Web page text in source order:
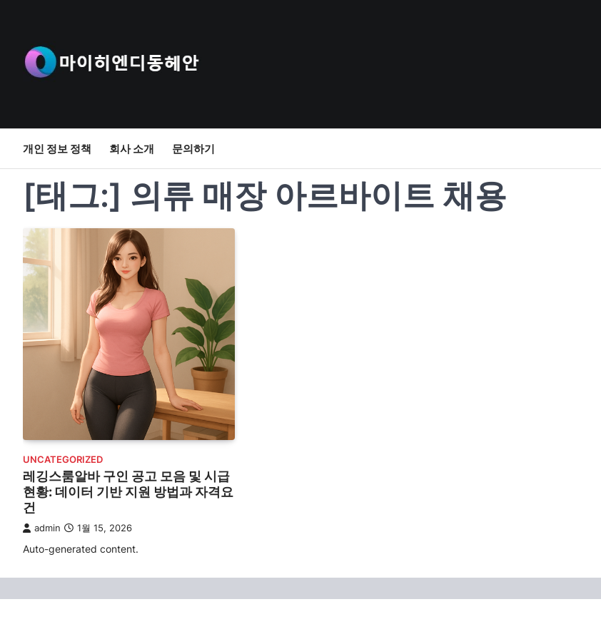
content
개인 정보 정책 회사 소개 문의하기
[태그:] 의류 매장 아르바이트 채용
UNCATEGORIZED
레깅스룸알바 구인 공고 모음 및 시급
현황: 데이터 기반 지원 방법과 자격요
건
admin 1월 15, 2026
Auto-generated content.